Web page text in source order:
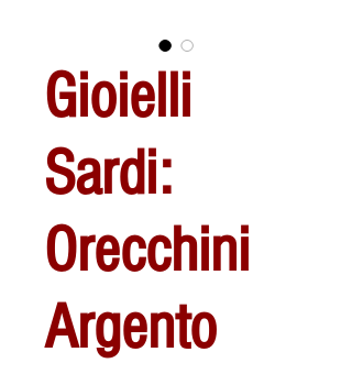
Gioielli
Sardi:
Orecchini
Argento